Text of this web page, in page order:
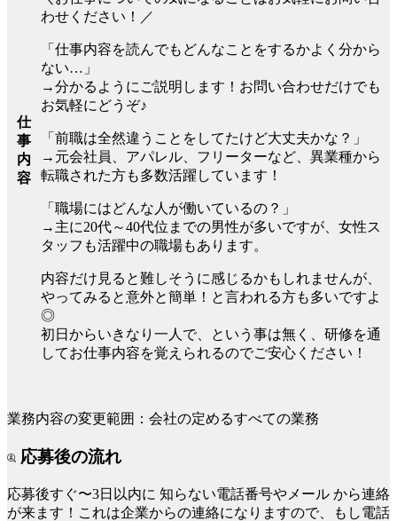
仕
事
内
容
わせください！／
「仕事内容を読んでもどんなことをするかよく分から
ない…」
→分かるようにご説明します！お問い合わせだけでも
お気軽にどうぞ♪
「前職は全然違うことをしてたけど大丈夫かな？」
→元会社員、アパレル、フリーターなど、異業種から
転職された方も多数活躍しています！
「職場にはどんな人が働いているの？」
→主に20代～40代位までの男性が多いですが、女性ス
タッフも活躍中の職場もあります。
内容だけ見ると難しそうに感じるかもしれませんが、
やってみると意外と簡単！と言われる方も多いですよ
◎
初日からいきなり一人で、という事は無く、研修を通
してお仕事内容を覚えられるのでご安心ください！
業務内容の変更範囲：会社の定めるすべての業務
応募後の流れ
応募後すぐ〜3日以内に 知らない電話番号やメール から連絡
が来ます！これは企業からの連絡になりますので、もし電話